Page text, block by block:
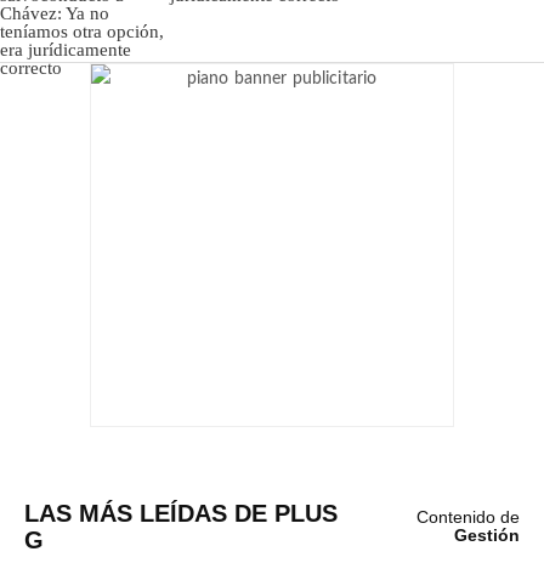
LAS MÁS LEÍDAS DE PLUS
G
Contenido de
Gestión